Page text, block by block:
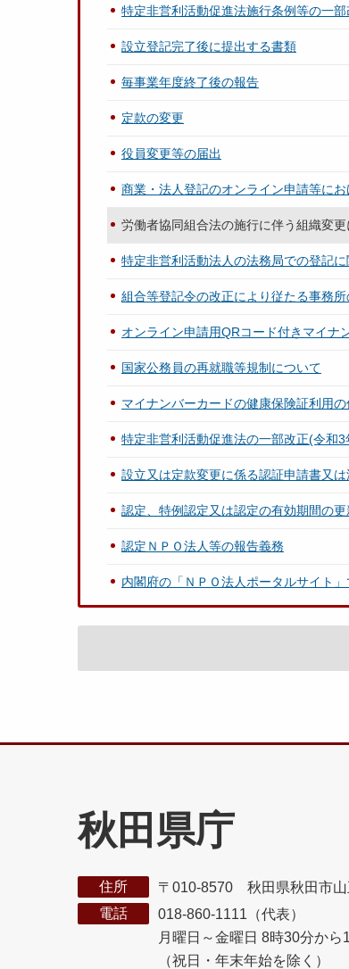
特定非営利活動促進法施行条例等の一
設立登記完了後に提出する書類
毎事業年度終了後の報告
定款の変更
役員変更等の届出
商業・法人登記のオンライン申請等に
労働者協同組合法の施行に伴う組織変更
特定非営利活動法人の法務局での登記
組合等登記令の改正により従たる事務
オンライン申請用QRコード付きマイナ
国家公務員の再就職等規制について
マイナンバーカードの健康保険証利用
特定非営利活動促進法の一部改正(令和
設立又は定款変更に係る認証申請書又
認定、特例認定又は認定の有効期間の
認定ＮＰＯ法人等の報告義務
内閣府の「ＮＰＯ法人ポータルサイト
秋田県庁
住所
〒010-8570 秋田県秋田市山
電話
018-860-1111（代表）
月曜日～金曜日 8時30分から
（祝日・年末年始を除く）